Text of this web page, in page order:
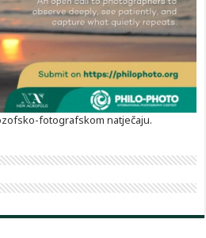
fotografskom natječaju.